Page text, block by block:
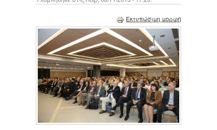
Εκτυπώσιμη μορφή